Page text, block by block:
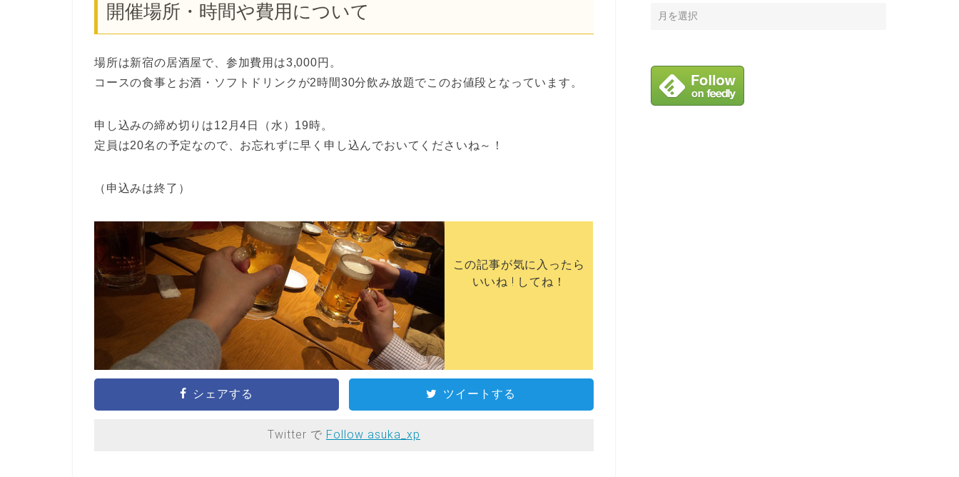
開催場所・時間や費用について
場所は新宿の居酒屋で、参加費用は3,000円。
コースの食事とお酒・ソフトドリンクが2時間30分飲み放題でこのお値段となっています。
申し込みの締め切りは12月4日（水）19時。
定員は20名の予定なので、お忘れずに早く申し込んでおいてくださいね～！
（申込みは終了）
この記事が気に入ったら
いいね ! してね！
シェアする ツイートする
Twitter で Follow asuka_xp